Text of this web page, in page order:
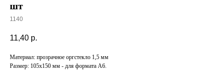
шт
1140
11,40 р.
Материал: прозрачное оргстекло 1,5 мм
Размер: 105х150 мм - для формата А6.